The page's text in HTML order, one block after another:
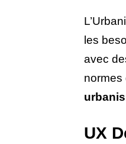
les
avec
normes
UX